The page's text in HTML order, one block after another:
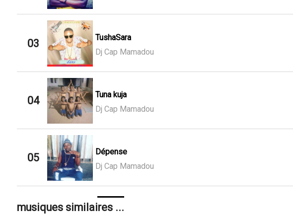
03
TushaSara
Dj Cap Mamadou
04
Tuna kuja
Dj Cap Mamadou
05
Dépense
Dj Cap Mamadou
musiques similaires ...